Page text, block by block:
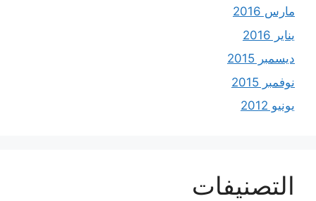
مارس 2016
يناير 2016
ديسمبر 2015
نوفمبر 2015
يونيو 2012
التصنيفات